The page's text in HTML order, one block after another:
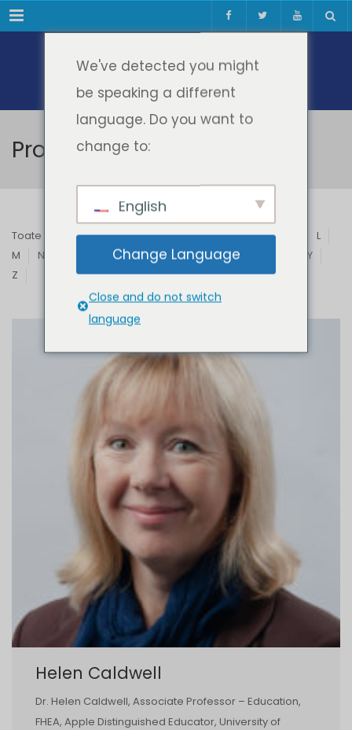
Meniul
Profesori & Invitați
Toate B C D E F G H I J
L
M
N Q R S T U V
Y
Z
Helen Caldwell
Dr. Helen Caldwell, Associate Professor – Education,
FHEA, Apple Distinguished Educator, University of
We've detected you might
be speaking a different
language. Do you want to
change to:
English
Change Language
Close and do not switch
language